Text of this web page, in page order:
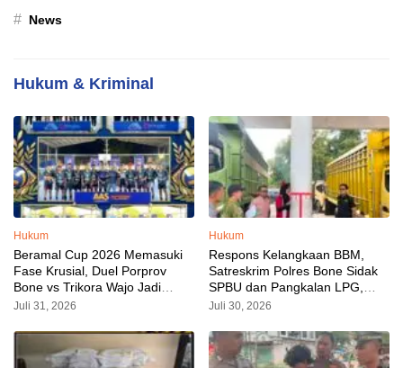
# News
Hukum & Kriminal
Hukum
Beramal Cup 2026 Memasuki
Fase Krusial, Duel Porprov
Bone vs Trikora Wajo Jadi
Sorotan Malam Ini
Juli 31, 2026
Hukum
Respons Kelangkaan BBM,
Satreskrim Polres Bone Sidak
SPBU dan Pangkalan LPG,
AKP Alvin Aji Imbau Pengelola
Tepat Sasaran
Juli 30, 2026